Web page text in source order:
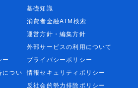
基礎知識
消費者金融ATM検索
運営方針・編集方針
外部サービスの利用について
ー
プライバシーポリシー
につい
情報セキュリティポリシー
反社会的勢力排除ポリシー